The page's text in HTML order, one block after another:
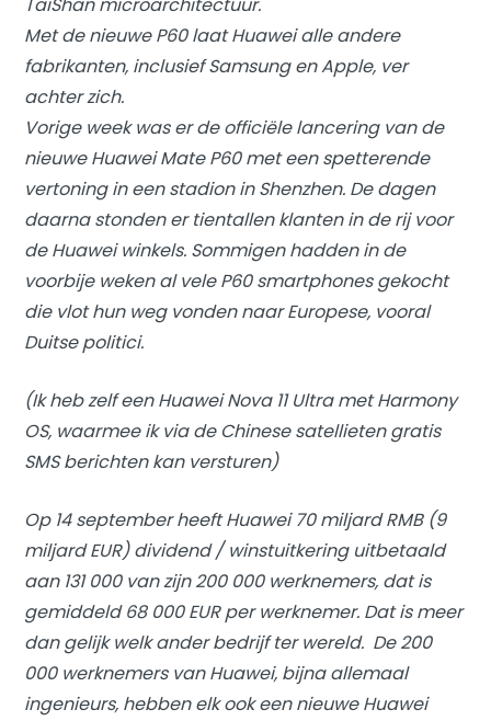
TaiShan microarchitectuur.
Met de nieuwe P60 laat Huawei alle andere
fabrikanten, inclusief Samsung en Apple, ver
achter zich.
Vorige week was er de officiële lancering van de
nieuwe Huawei Mate P60 met een spetterende
vertoning in een stadion in Shenzhen. De dagen
daarna stonden er tientallen klanten in de rij voor
de Huawei winkels. Sommigen hadden in de
voorbije weken al vele P60 smartphones gekocht
die vlot hun weg vonden naar Europese, vooral
Duitse politici.
(Ik heb zelf een Huawei Nova 11 Ultra met Harmony
OS, waarmee ik via de Chinese satellieten gratis
SMS berichten kan versturen)
Op 14 september heeft Huawei 70 miljard RMB (9
miljard EUR) dividend / winstuitkering uitbetaald
aan 131 000 van zijn 200 000 werknemers, dat is
gemiddeld 68 000 EUR per werknemer. Dat is meer
dan gelijk welk ander bedrijf ter wereld. De 200
000 werknemers van Huawei, bijna allemaal
ingenieurs, hebben elk ook een nieuwe Huawei